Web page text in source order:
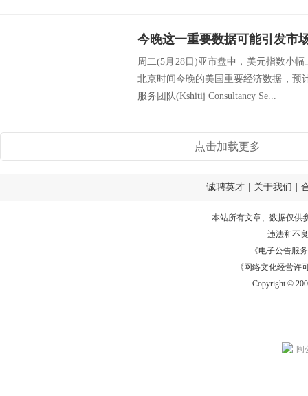
周二(5月28日)亚市盘中，美元指数小
北京时间今晚的美国重要经济数据，预
服务团队(Kshitij Consultancy Se...
点击加载更多
诚聘英才 关于我们
本站所有文章、数据仅供
违法和不
《电子公告服务
《网络文化经营许
Copyright ©
闽